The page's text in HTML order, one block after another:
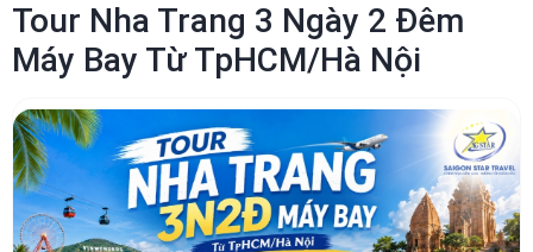
Tour Nha Trang 3 Ngày 2 Đêm
Máy Bay Từ TpHCM/Hà Nội